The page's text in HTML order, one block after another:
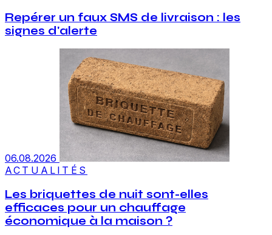
Repérer un faux SMS de livraison : les
signes d'alerte
06.08.2026
ACTUALITÉS
Les briquettes de nuit sont-elles
efficaces pour un chauffage
économique à la maison ?